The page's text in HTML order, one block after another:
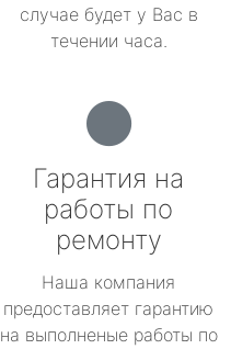
случае будет у Вас в
течении часа.
Гарантия на
работы по
ремонту
Наша компания
предоставляет гарантию
на выполненые работы по